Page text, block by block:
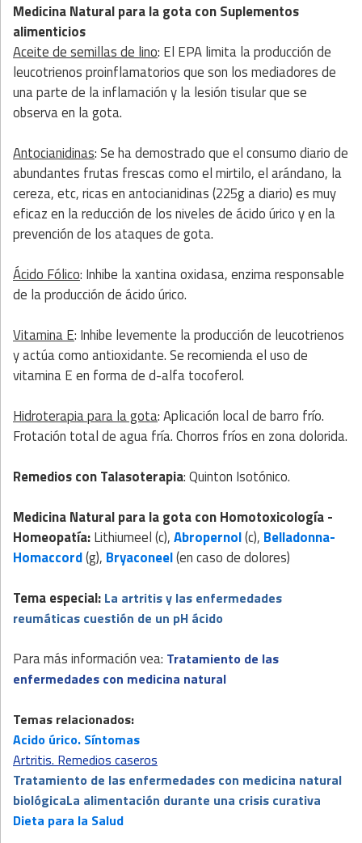
Medicina Natural para la gotaconSuplementos
alimenticios
Aceite de semillas de lino: El EPA limita la producción de
leucotrienos proinflamatorios que son los mediadores de
una parte de la inflamación y la lesión tisular que se
observa en la gota.
Antocianidinas: Se ha demostrado que el consumo diario de
abundantes frutas frescas como el mirtilo, el arándano, la
cereza, etc, ricas en antocianidinas (225g a diario) es muy
eficaz en la reducción de los niveles de ácido úrico y en la
prevención de los ataques de gota.
Ácido Fólico: Inhibe la xantina oxidasa, enzima responsable
de la producción de ácido úrico.
Vitamina E: Inhibe levemente la producción de leucotrienos
y actúa como antioxidante. Se recomienda el uso de
vitamina E en forma de d-alfa tocoferol.
Hidroterapia para la gota: Aplicación local de barro frío.
Frotación total de agua fría. Chorros fríos en zona dolorida.
Remedios conTalasoterapia: Quinton Isotónico.
Medicina Natural para la gotaconHomotoxicología -
Homeopatía:Lithiumeel (c),Abropernol(c), Belladonna-
Homaccord(g), Bryaconeel(en caso de dolores)
Tema especial: La artritis y las enfermedades
reumáticas cuestión de un pH ácido
Para más información vea: Tratamiento de las
enfermedades con medicina natural
Temas relacionados:
Acido úrico. Síntomas
Artritis. Remedios caseros
Tratamiento de las enfermedades con medicina natural
biológicaLa alimentación durante una crisis curativa
Dieta para la Salud